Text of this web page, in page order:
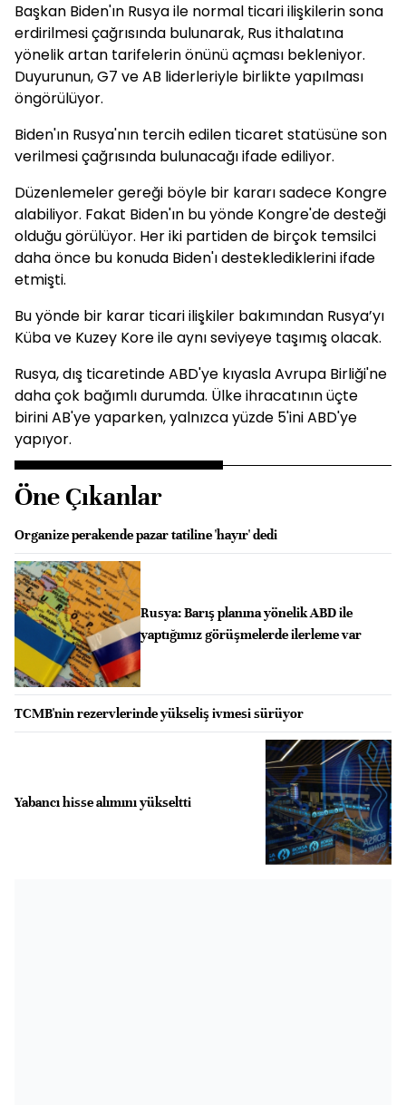
Başkan Biden'ın Rusya ile normal ticari ilişkilerin sona
erdirilmesi çağrısında bulunarak, Rus ithalatına
yönelik artan tarifelerin önünü açması bekleniyor.
Duyurunun, G7 ve AB liderleriyle birlikte yapılması
öngörülüyor.
Biden'ın Rusya'nın tercih edilen ticaret statüsüne son
verilmesi çağrısında bulunacağı ifade ediliyor.
Düzenlemeler gereği böyle bir kararı sadece Kongre
alabiliyor. Fakat Biden'ın bu yönde Kongre'de desteği
olduğu görülüyor. Her iki partiden de birçok temsilci
daha önce bu konuda Biden'ı desteklediklerini ifade
etmişti.
Bu yönde bir karar ticari ilişkiler bakımından Rusya’yı
Küba ve Kuzey Kore ile aynı seviyeye taşımış olacak.
Rusya, dış ticaretinde ABD'ye kıyasla Avrupa Birliği'ne
daha çok bağımlı durumda. Ülke ihracatının üçte
birini AB'ye yaparken, yalnızca yüzde 5'ini ABD'ye
yapıyor.
Öne Çıkanlar
Organize perakende pazar tatiline 'hayır' dedi
Rusya: Barış planına yönelik ABD ile
yaptığımız görüşmelerde ilerleme var
TCMB'nin rezervlerinde yükseliş ivmesi sürüyor
Yabancı hisse alımını yükseltti